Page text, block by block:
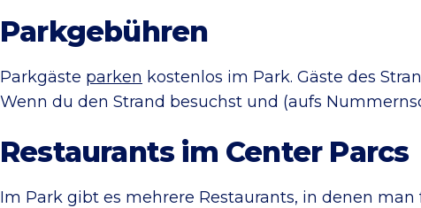
Parkgebühren
Parkgäste parken kostenlos im Park. Gäste des
Wenn du den Strand besuchst und (aufs
Restaurants im Center Parcs
Im Park gibt es mehrere Restaurants, in denen